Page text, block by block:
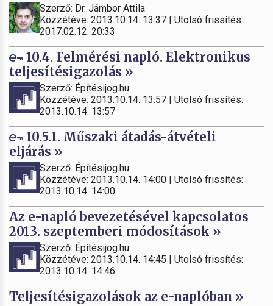
Szerző: Dr. Jámbor Attila
Közzétéve: 2013.10.14. 13:37 | Utolsó frissítés:
2017.02.12. 20:33
10.4. Felmérési napló. Elektronikus
teljesítésigazolás »
Szerző: Építésijog.hu
Közzétéve: 2013.10.14. 13:57 | Utolsó frissítés:
2013.10.14. 13:57
10.5.1. Műszaki átadás-átvételi
eljárás »
Szerző: Építésijog.hu
Közzétéve: 2013.10.14. 14:00 | Utolsó frissítés:
2013.10.14. 14:00
Az e-napló bevezetésével kapcsolatos
2013. szeptemberi módosítások »
Szerző: Építésijog.hu
Közzétéve: 2013.10.14. 14:45 | Utolsó frissítés:
2013.10.14. 14:46
Teljesítésigazolások az e-naplóban »